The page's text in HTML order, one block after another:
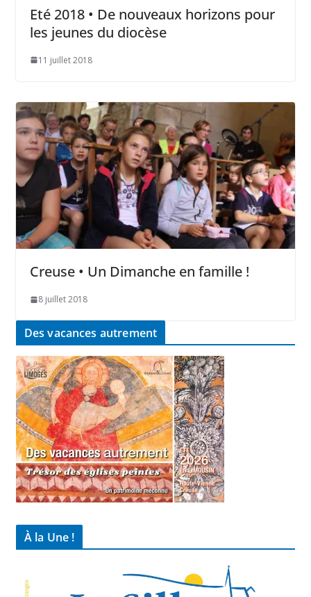
Eté 2018 • De nouveaux horizons pour
les jeunes du diocèse
11 juillet 2018
Creuse • Un Dimanche en famille !
8 juillet 2018
Des vacances autrement
À la Une !